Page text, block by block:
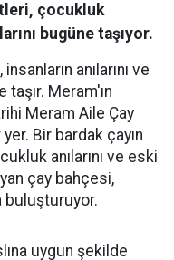
çocukluk
bugüne taşıyor.
anılarını ve
taşır. Meram'ın
Meram Aile Çay
Bir bardak çayın
anılarını ve eski
çay bahçesi,
buluşturuyor.
uygun şekilde